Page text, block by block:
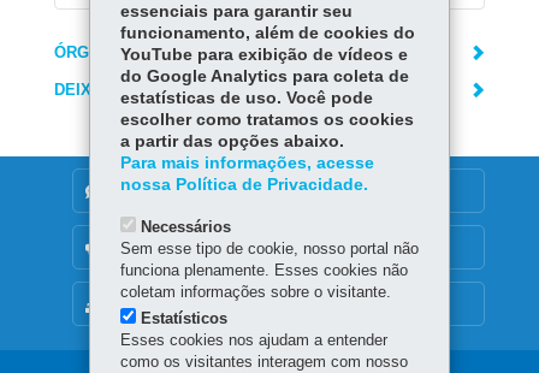
ÓRGÃO RESPONSÁVEL
DEIXE SUA OPINIÃO
DENUNCIE CORRUPÇÃO
OUVIDORIA
essenciais para garantir seu
funcionamento, além de cookies do
YouTube para exibição de vídeos e
do Google Analytics para coleta de
estatísticas de uso. Você pode
escolher como tratamos os cookies
a partir das opções abaixo.
Para mais informações, acesse
nossa Política de Privacidade.
Necessários
Sem esse tipo de cookie, nosso portal não
funciona plenamente. Esses cookies não
coletam informações sobre o visitante.
Estatísticos
Esses cookies nos ajudam a entender
como os visitantes interagem com nosso